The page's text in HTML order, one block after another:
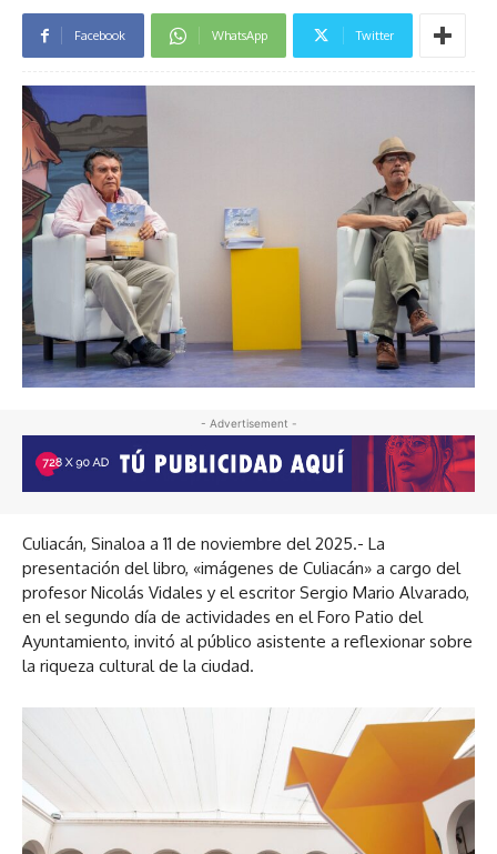
Facebook WhatsApp Twitter
- Advertisement -
Culiacán, Sinaloa a 11 de noviembre del 2025.- La
presentación del libro, «imágenes de Culiacán» a cargo del
profesor Nicolás Vidales y el escritor Sergio Mario Alvarado,
en el segundo día de actividades en el Foro Patio del
Ayuntamiento, invitó al público asistente a reflexionar sobre
la riqueza cultural de la ciudad.